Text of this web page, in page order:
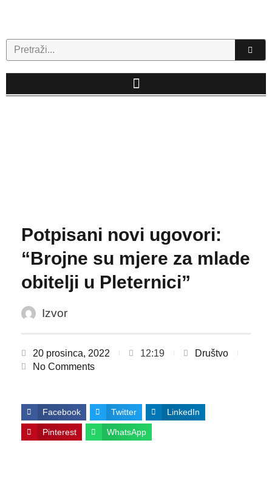
Search
Potpisani novi ugovori:
“Brojne su mjere za mlade
obitelji u Pleternici”
Izvor
20 prosinca, 2022 12:19
Društvo
No Comments
Facebook Twitter LinkedIn
Pinterest WhatsApp